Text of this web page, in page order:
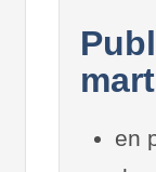
en